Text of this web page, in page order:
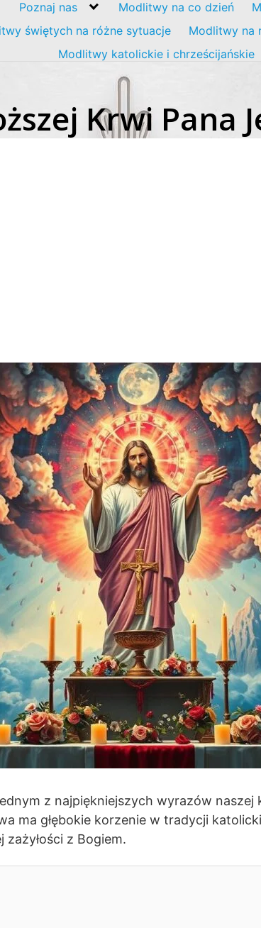
Poznaj nas Modlitwy na co dzień
świętych na różne sytuacje
Modlitwy na
Modlitwy katolickie i chrześcijańskie
Krwi Pana
z najpiękniejszych wyrazów naszej
ma głębokie korzenie w tradycji
z Bogiem.